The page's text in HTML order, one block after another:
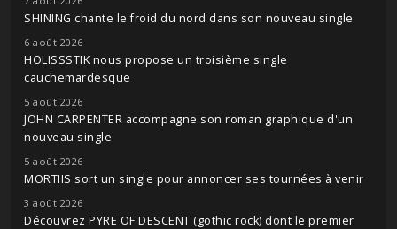
SHINING chante le froid du nord dans son nouveau single
6 août 2026
HOLISSSTIK nous propose un troisième single
cauchemardesque
5 août 2026
JOHN CARPENTER accompagne son roman graphique d'un
nouveau single
5 août 2026
MORTIIS sort un single pour annoncer ses tournées à venir
3 août 2026
Découvrez PYRE OF DESCENT (gothic rock) dont le premier